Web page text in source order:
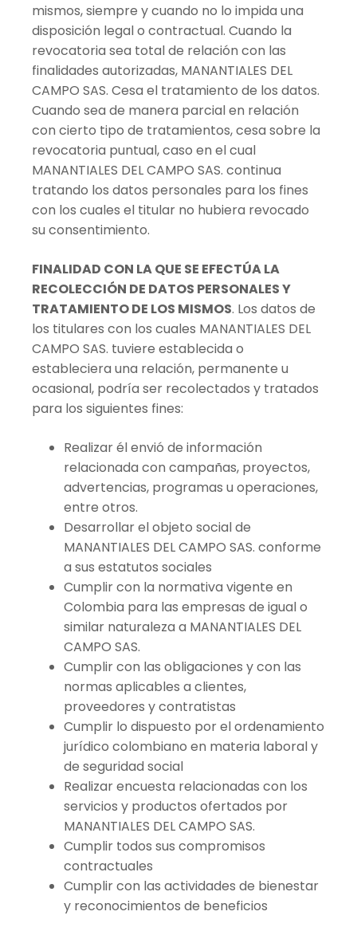
mismos, siempre y cuando no lo impida una
disposición legal o contractual. Cuando la
revocatoria sea total de relación con las
finalidades autorizadas, MANANTIALES DEL
CAMPO SAS. Cesa el tratamiento de los datos.
Cuando sea de manera parcial en relación
con cierto tipo de tratamientos, cesa sobre la
revocatoria puntual, caso en el cual
MANANTIALES DEL CAMPO SAS. continua
tratando los datos personales para los fines
con los cuales el titular no hubiera revocado
su consentimiento.
FINALIDAD CON LA QUE SE EFECTÚA LA
RECOLECCIÓN DE DATOS PERSONALES Y
TRATAMIENTO DE LOS MISMOS. Los datos de
los titulares con los cuales MANANTIALES DEL
CAMPO SAS. tuviere establecida o
estableciera una relación, permanente u
ocasional, podría ser recolectados y tratados
para los siguientes fines:
Realizar él envió de información
relacionada con campañas, proyectos,
advertencias, programas u operaciones,
entre otros.
Desarrollar el objeto social de
MANANTIALES DEL CAMPO SAS. conforme
a sus estatutos sociales
Cumplir con la normativa vigente en
Colombia para las empresas de igual o
similar naturaleza a MANANTIALES DEL
CAMPO SAS.
Cumplir con las obligaciones y con las
normas aplicables a clientes,
proveedores y contratistas
Cumplir lo dispuesto por el ordenamiento
jurídico colombiano en materia laboral y
de seguridad social
Realizar encuesta relacionadas con los
servicios y productos ofertados por
MANANTIALES DEL CAMPO SAS.
Cumplir todos sus compromisos
contractuales
Cumplir con las actividades de bienestar
y reconocimientos de beneficios